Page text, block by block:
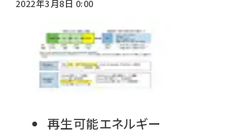
2022年3月8日 0:00
再生可能エネルギー